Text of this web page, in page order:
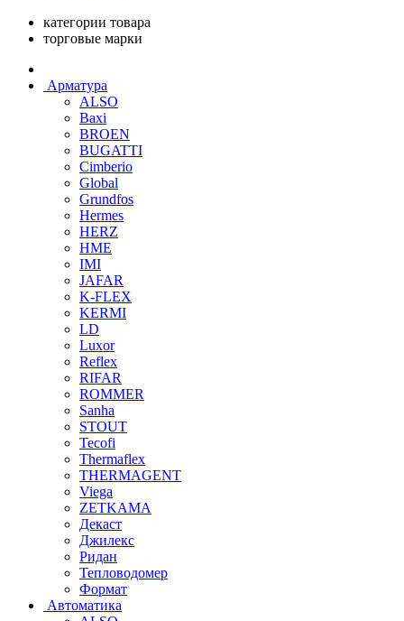
категории товара
торговые марки
Арматура
ALSO
Baxi
BROEN
BUGATTI
Cimberio
Global
Grundfos
Hermes
HERZ
HME
IMI
JAFAR
K-FLEX
KERMI
LD
Luxor
Reflex
RIFAR
ROMMER
Sanha
STOUT
Tecofi
Thermaflex
THERMAGENT
Viega
ZETKAMA
Декаст
Джилекс
Ридан
Тепловодомер
Формат
Автоматика